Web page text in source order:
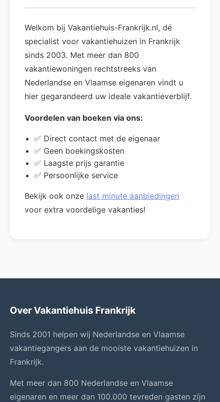
Welkom bij Vakantiehuis-Frankrijk.nl, dé
specialist voor vakantiehuizen in Frankrijk
sinds 2003. Met meer dan 800
vakantiewoningen rechtstreeks van
Nederlandse en Vlaamse eigenaren vindt u
hier gegarandeerd uw ideale vakantieverblijf.
Voordelen van boeken via ons:
✅ Direct contact met de eigenaar
✅ Geen boekingskosten
✅ Laagste prijs garantie
✅ Persoonlijke service
Bekijk ook onze last minute aanbiedingen
voor extra voordelige vakanties!
Over Vakantiehuis Frankrijk
Sinds 2001 helpen wij Nederlandse en Vlaamse
vakantiegangers aan de mooiste vakantiehuizen in
Frankrijk.
Met meer dan 800 Nederlandse en Vlaamse
eigenaren en meer dan 100.000 tevreden gasten zijn